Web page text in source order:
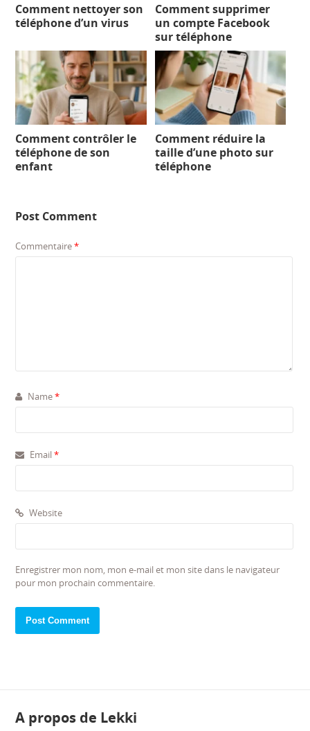
Comment nettoyer son
téléphone d’un virus
Comment supprimer
un compte Facebook
sur téléphone
Comment contrôler le
téléphone de son
enfant
Comment réduire la
taille d’une photo sur
téléphone
Post Comment
Commentaire*
Name*
Email*
Website
Enregistrer mon nom, mon e-mail et mon site dans le navigateur
pour mon prochain commentaire.
A propos de Lekki